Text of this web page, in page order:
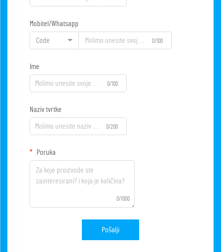
Mobitel/Whatsapp
Code 0/100
Ime
0/100
Naziv tvrtke
0/200
Poruka
0/1000
Pošalji